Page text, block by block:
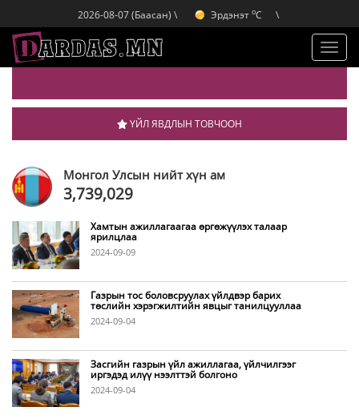
2026-08-07 (Баасан) \
Эрдэнэт oC
Улаанбаатар C
\
ҮЙЛ ЯВДЛЫН ТОВЧООН
Монгол Улсын нийт хүн ам
3,739,029
Хамтын ажиллагаагаа өргөжүүлэх талаар
ярилцлаа
2024-09-09
Газрын тос боловсруулах үйлдвэр барих
төслийн хэрэгжилтийн явцыг танилцууллаа
2024-09-04
Засгийн газрын үйл ажиллагаа, үйлчилгээг
иргэдэд илүү нээлттэй болгоно
2024-09-04